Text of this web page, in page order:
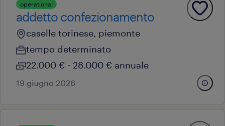
operational
addetto confezionamento
caselle torinese, piemonte
tempo determinato
22.000 € - 28.000 € annuale
19 giugno 2026